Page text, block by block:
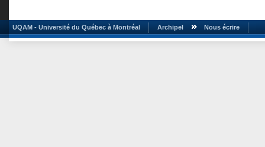
UQAM - Université du Québec à Montréal Archipel Nous écrire